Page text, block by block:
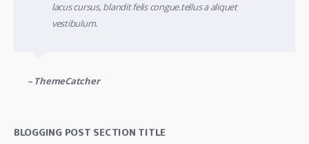
lacus cursus, blandit felis congue.tellus a aliquet
vestibulum.
– ThemeCatcher
BLOGGING POST SECTION TITLE